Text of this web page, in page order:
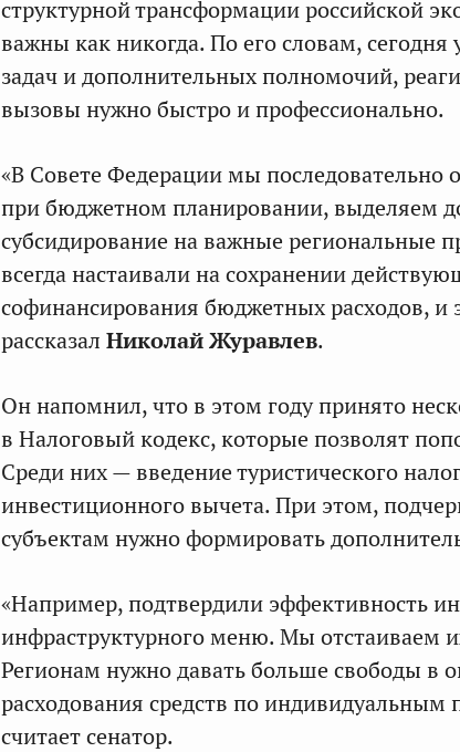
структурной трансформации российской
важны как никогда. По его словам, сегодня
задач и дополнительных полномочий,
вызовы нужно быстро и профессионально.
«В Совете Федерации мы последовательно
при бюджетном планировании, выделяем
субсидирование на важные региональные
всегда настаивали на сохранении
софинансирования бюджетных расходов, и
рассказал Николай Журавлев.
Он напомнил, что в этом году принято
в Налоговый кодекс, которые позволят
Среди них — введение туристического
инвестиционного вычета. При этом,
субъектам нужно формировать
«Например, подтвердили эффективность
инфраструктурного меню. Мы отстаиваем
Регионам нужно давать больше свободы в
расходования средств по
считает сенатор.